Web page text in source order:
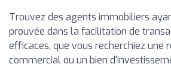
Trouvez des agents immobiliers
prouvée dans la facilitation de
efficaces, que vous recherchiez une
commercial ou un bien